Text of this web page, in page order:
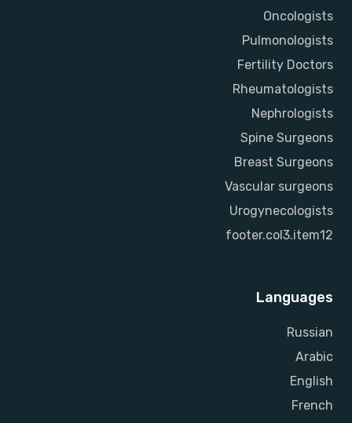
Oncologists
Pulmonologists
Fertility Doctors
Rheumatologists
Nephrologists
Spine Surgeons
Breast Surgeons
Vascular surgeons
Urogynecologists
footer.col3.item12
Languages
Russian
Arabic
English
French